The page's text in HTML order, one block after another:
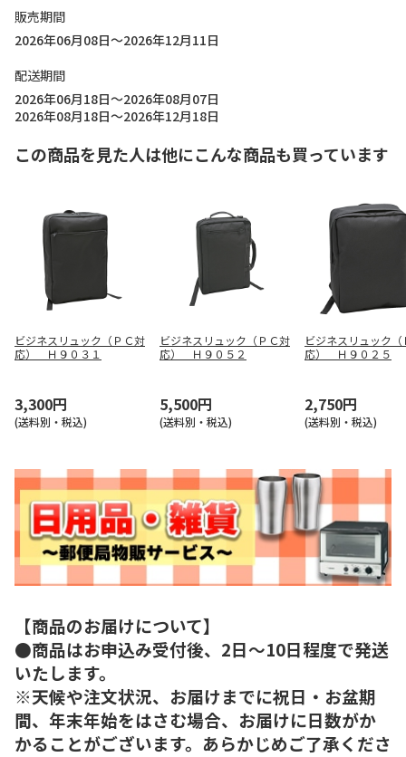
販売期間
2026年06月08日～2026年12月11日
配送期間
2026年06月18日～2026年08月07日
2026年08月18日～2026年12月18日
この商品を見た人は他にこんな商品も買っています
ビジネスリュック（ＰＣ対
応） Ｈ９０３１
3,300円
(送料別・税込)
ビジネスリュック（ＰＣ対
応） Ｈ９０５２
5,500円
(送料別・税込)
ビジネスリュック（
応） Ｈ９０２５
2,750円
(送料別・税込)
【商品のお届けについて】
●商品はお申込み受付後、2日～10日程度で発送
いたします。
※天候や注文状況、お届けまでに祝日・お盆期
間、年末年始をはさむ場合、お届けに日数がか
かることがございます。あらかじめご了承くださ